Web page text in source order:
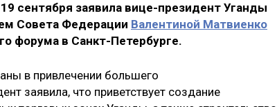
сентября заявила вице-президент Уганды
Совета Федерации Валентиной Матвиенко
форума в Санкт-Петербурге.
в привлечении большего
заявила, что приветствует создание